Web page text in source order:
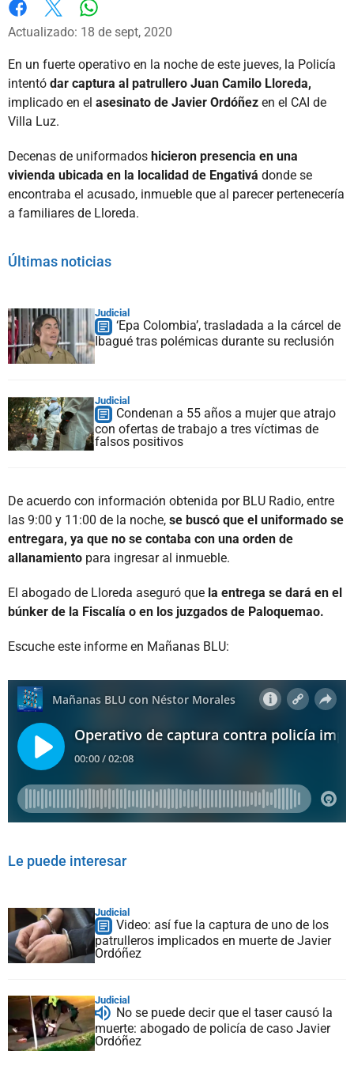
Facebook
X
Actualizado: 18 de sept, 2020
En un fuerte operativo en la noche de este jueves, la Policía
intentó dar captura al patrullero Juan Camilo Lloreda,
implicado en el asesinato de Javier Ordóñez en el CAI de
Villa Luz.
Decenas de uniformados hicieron presencia en una
vivienda ubicada en la localidad de Engativá donde se
encontraba el acusado, inmueble que al parecer pertenecería
a familiares de Lloreda.
Últimas noticias
Judicial
‘Epa Colombia’, trasladada a la cárcel de
Ibagué tras polémicas durante su reclusión
Judicial
Condenan a 55 años a mujer que atrajo
con ofertas de trabajo a tres víctimas de
falsos positivos
De acuerdo con información obtenida por BLU Radio, entre
las 9:00 y 11:00 de la noche, se buscó que el uniformado se
entregara, ya que no se contaba con una orden de
allanamiento para ingresar al inmueble.
El abogado de Lloreda aseguró que la entrega se dará en el
búnker de la Fiscalía o en los juzgados de Paloquemao.
Escuche este informe en Mañanas BLU:
Le puede interesar
Judicial
Video: así fue la captura de uno de los
patrulleros implicados en muerte de Javier
Ordóñez
Judicial
No se puede decir que el taser causó la
muerte: abogado de policía de caso Javier
Ordóñez